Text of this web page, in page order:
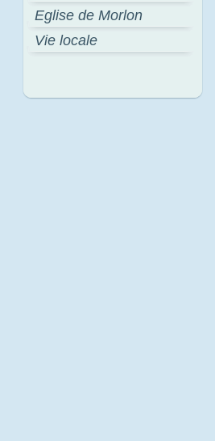
Eglise de Morlon
Vie locale